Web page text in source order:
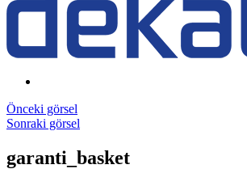
Önceki görsel
Sonraki görsel
garanti_basket